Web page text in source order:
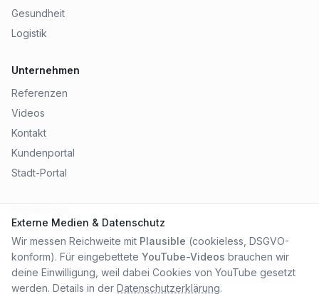
Gesundheit
Logistik
Unternehmen
Referenzen
Videos
Kontakt
Kundenportal
Stadt-Portal
Datenschutz
AGB
Externe Medien & Datenschutz
Wir messen Reichweite mit Plausible (cookieless, DSGVO-
konform). Für eingebettete YouTube-Videos brauchen wir
deine Einwilligung, weil dabei Cookies von YouTube gesetzt
werden. Details in der Datenschutzerklärung.